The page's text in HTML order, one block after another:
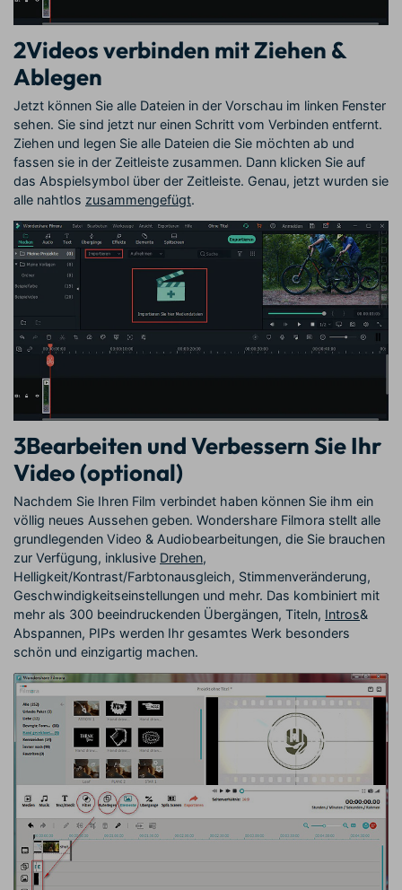
2Videos verbinden mit Ziehen &
Ablegen
Jetzt können Sie alle Dateien in der Vorschau im linken Fenster
sehen. Sie sind jetzt nur einen Schritt vom Verbinden entfernt.
Ziehen und legen Sie alle Dateien die Sie möchten ab und
fassen sie in der Zeitleiste zusammen. Dann klicken Sie auf
das Abspielsymbol über der Zeitleiste. Genau, jetzt wurden sie
alle nahtlos zusammengefügt.
3Bearbeiten und Verbessern Sie Ihr
Video (optional)
Nachdem Sie Ihren Film verbindet haben können Sie ihm ein
völlig neues Aussehen geben. Wondershare Filmora stellt alle
grundlegenden Video & Audiobearbeitungen, die Sie brauchen
zur Verfügung, inklusive Drehen,
Helligkeit/Kontrast/Farbtonausgleich, Stimmenveränderung,
Geschwindigkeitseinstellungen und mehr. Das kombiniert mit
mehr als 300 beeindruckenden Übergängen, Titeln, Intros&
Abspannen, PIPs werden Ihr gesamtes Werk besonders
schön und einzigartig machen.